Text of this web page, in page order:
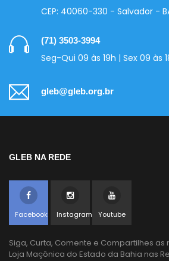
CEP: 40060-330 - Salvador -
(71) 3503-3994
Seg-Qui 09 às 19h | Sex 09 às
gleb@gleb.org.br
GLEB NA REDE
Facebook Instagram Youtube
Siga, Curta, Comente e Compartilhes
Loja Maçônica do Estado da Bahia nas